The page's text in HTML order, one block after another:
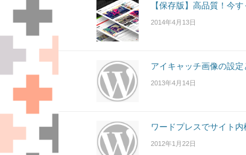
【保存版】高品質！今
2014年4月13日
アイキャッチ画像の設
2013年4月14日
ワードプレスでサイト
2012年1月22日